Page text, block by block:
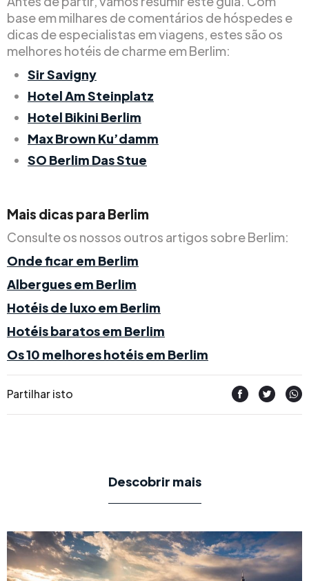
base em milhares de comentários de hóspedes e
dicas de especialistas em viagens, estes são os
melhores hotéis de charme em Berlim:
Sir Savigny
Hotel Am Steinplatz
Hotel Bikini Berlim
Max Brown Ku’damm
SO Berlim Das Stue
Mais dicas para Berlim
Consulte os nossos outros artigos sobre Berlim:
Onde ficar em Berlim
Albergues em Berlim
Hotéis de luxo em Berlim
Hotéis baratos em Berlim
Os 10 melhores hotéis em Berlim
Partilhar isto
Descobrir mais